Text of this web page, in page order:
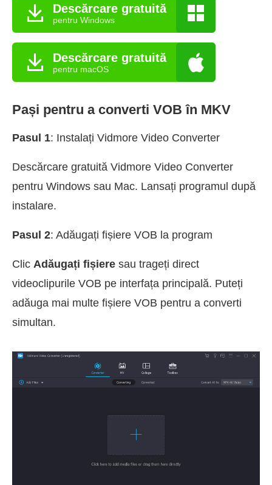
Descărcare gratuită
pentru Windows
Descărcare gratuită
pentru macOS
Pași pentru a converti VOB în MKV
Pasul 1: Instalați Vidmore Video Converter
Descărcare gratuită Vidmore Video Converter
pentru Windows sau Mac. Lansați programul după
instalare.
Pasul 2: Adăugați fișiere VOB la program
Clic Adăugați fișiere sau trageți direct
videoclipurile VOB pe interfața principală. Puteți
adăuga mai multe fișiere VOB pentru a converti
simultan.